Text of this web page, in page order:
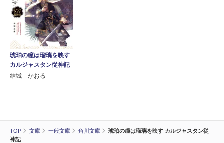
TOP 文庫 一般文庫 角川文庫
琥珀の瞳は瑠璃を映す カルジャスタン従
神記
琥珀の瞳は瑠璃を映す
カルジャスタン従神記
結城 かおる